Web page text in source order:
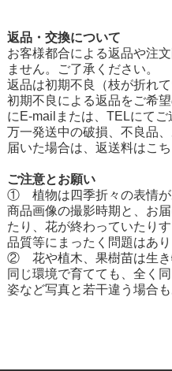
返品・交換について
お客様都合による返品や注
ません。ご了承ください。
返品は初期不良（枝が折れ
初期不良による返品をご希
にE-mailまたは、TELにてご
万一発送中の破損、不良品
届いた場合は、返送料はこ
ご注意とお願い
① 植物は四季折々の表情が
商品画像の撮影時期と、お
たり、花が終わっていたり
品質等にまったく問題はあり
② 花や植木、果樹苗は生
同じ環境で育てても、全く
姿など写真と若干違う場合